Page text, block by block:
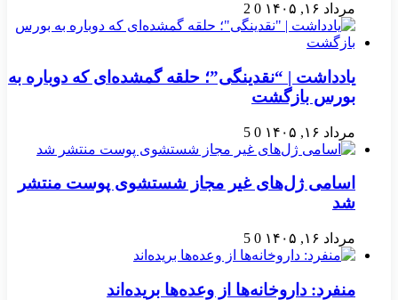
مرداد ۱۶, ۱۴۰۵ 0
2
یادداشت | “نقدینگی”؛ حلقه گمشده‌ای که دوباره به
بورس بازگشت
مرداد ۱۶, ۱۴۰۵ 0
5
اسامی ژل‌های غیر مجاز شستشوی پوست منتشر
شد
مرداد ۱۶, ۱۴۰۵ 0
5
منفرد: داروخانه‌ها از وعده‌ها بریده‌اند